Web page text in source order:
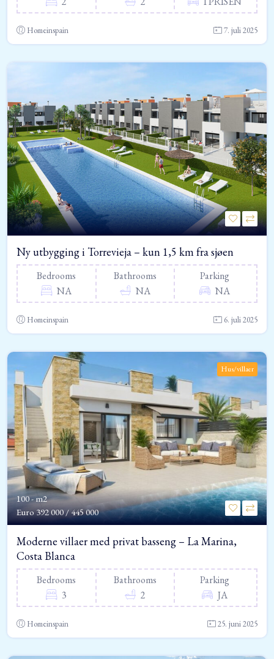
Homeinspain 7. juli 2025
Ny utbygging i Torrevieja – kun 1,5 km fra sjøen
Bedrooms
NA
Bathrooms
NA
Parking
NA
Homeinspain 6. juli 2025
Hus/villaer
100 - m2
Euro392 000 / 445 000
Moderne villaer med privat basseng – La Marina,
Costa Blanca
Bedrooms
3
Bathrooms
2
Parking
JA
Homeinspain 25. juni 2025